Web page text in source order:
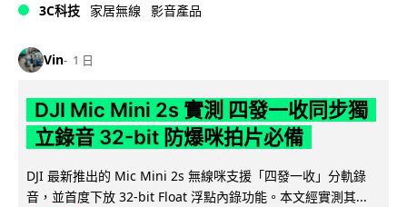
3C科技 家居無線 影音產品
Vin 1 日
DJI Mic Mini 2s 實測 四發一收同步獨
立錄音 32-bit 防爆咪拍片必備
DJI 最新推出的 Mic Mini 2s 無線咪支援「四發一收」分軌錄
音，並首度下放 32-bit Float 浮點內錄功能。本文經實測其...